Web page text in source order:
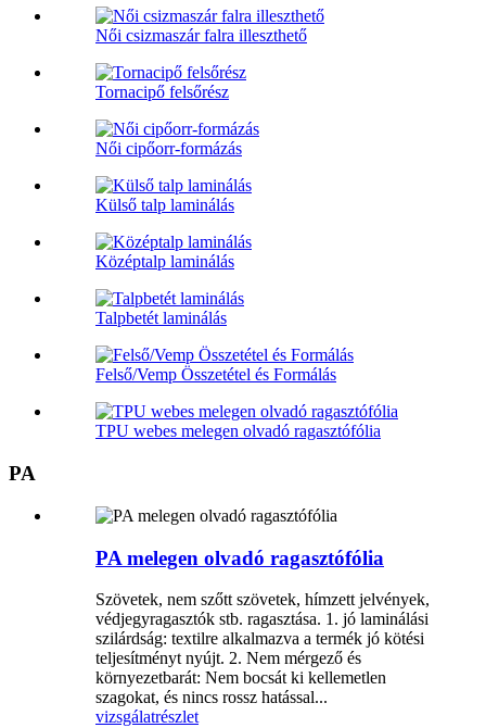
Női csizmaszár falra illeszthető
Tornacipő felsőrész
Női cipőorr-formázás
Külső talp laminálás
Középtalp laminálás
Talpbetét laminálás
Felső/Vemp Összetétel és Formálás
TPU webes melegen olvadó ragasztófólia
PA
PA melegen olvadó ragasztófólia
Szövetek, nem szőtt szövetek, hímzett jelvények,
védjegyragasztók stb. ragasztása. 1. jó laminálási
szilárdság: textilre alkalmazva a termék jó kötési
teljesítményt nyújt. 2. Nem mérgező és
környezetbarát: Nem bocsát ki kellemetlen
szagokat, és nincs rossz hatással...
vizsgálatrészlet